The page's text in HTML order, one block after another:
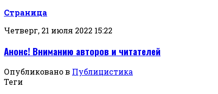
Страница
Четверг, 21 июля 2022 15:22
Анонс! Вниманию авторов и читателей
Опубликовано в Публицистика
Теги